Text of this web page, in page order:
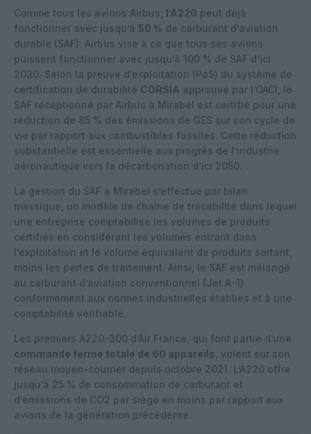
Comme tous les avions Airbus, l’A220 peut déjà
fonctionner avec jusqu’à 50 % de carburant d’aviation
durable (SAF). Airbus vise à ce que tous ses avions
puissent fonctionner avec jusqu’à 100 % de SAF d’ici
2030. Selon la preuve d’exploitation (PoS) du système de
certification de durabilité CORSIA approuvé par l’OACI, le
SAF réceptionné par Airbus à Mirabel est certifié pour une
réduction de 85 % des émissions de GES sur son cycle de
vie par rapport aux combustibles fossiles. Cette réduction
substantielle est essentielle aux progrès de l’industrie
aéronautique vers la décarbonation d’ici 2050.
La gestion du SAF à Mirabel s’effectue par bilan
massique, un modèle de chaîne de traçabilité dans lequel
une entreprise comptabilise les volumes de produits
certifiés en considérant les volumes entrant dans
l’exploitation et le volume équivalent de produits sortant,
moins les pertes de traitement. Ainsi, le SAF est mélangé
au carburant d’aviation conventionnel (Jet A-1)
conformément aux normes industrielles établies et à une
comptabilité vérifiable.
Les premiers A220-300 d’Air France, qui font partie d’une
commande ferme totale de 60 appareils , volent sur son
réseau moyen-courrier depuis octobre 2021. L’A220 offre
jusqu’à 25 % de consommation de carburant et
d’émissions de CO2 par siège en moins par rapport aux
avions de la génération précédente.